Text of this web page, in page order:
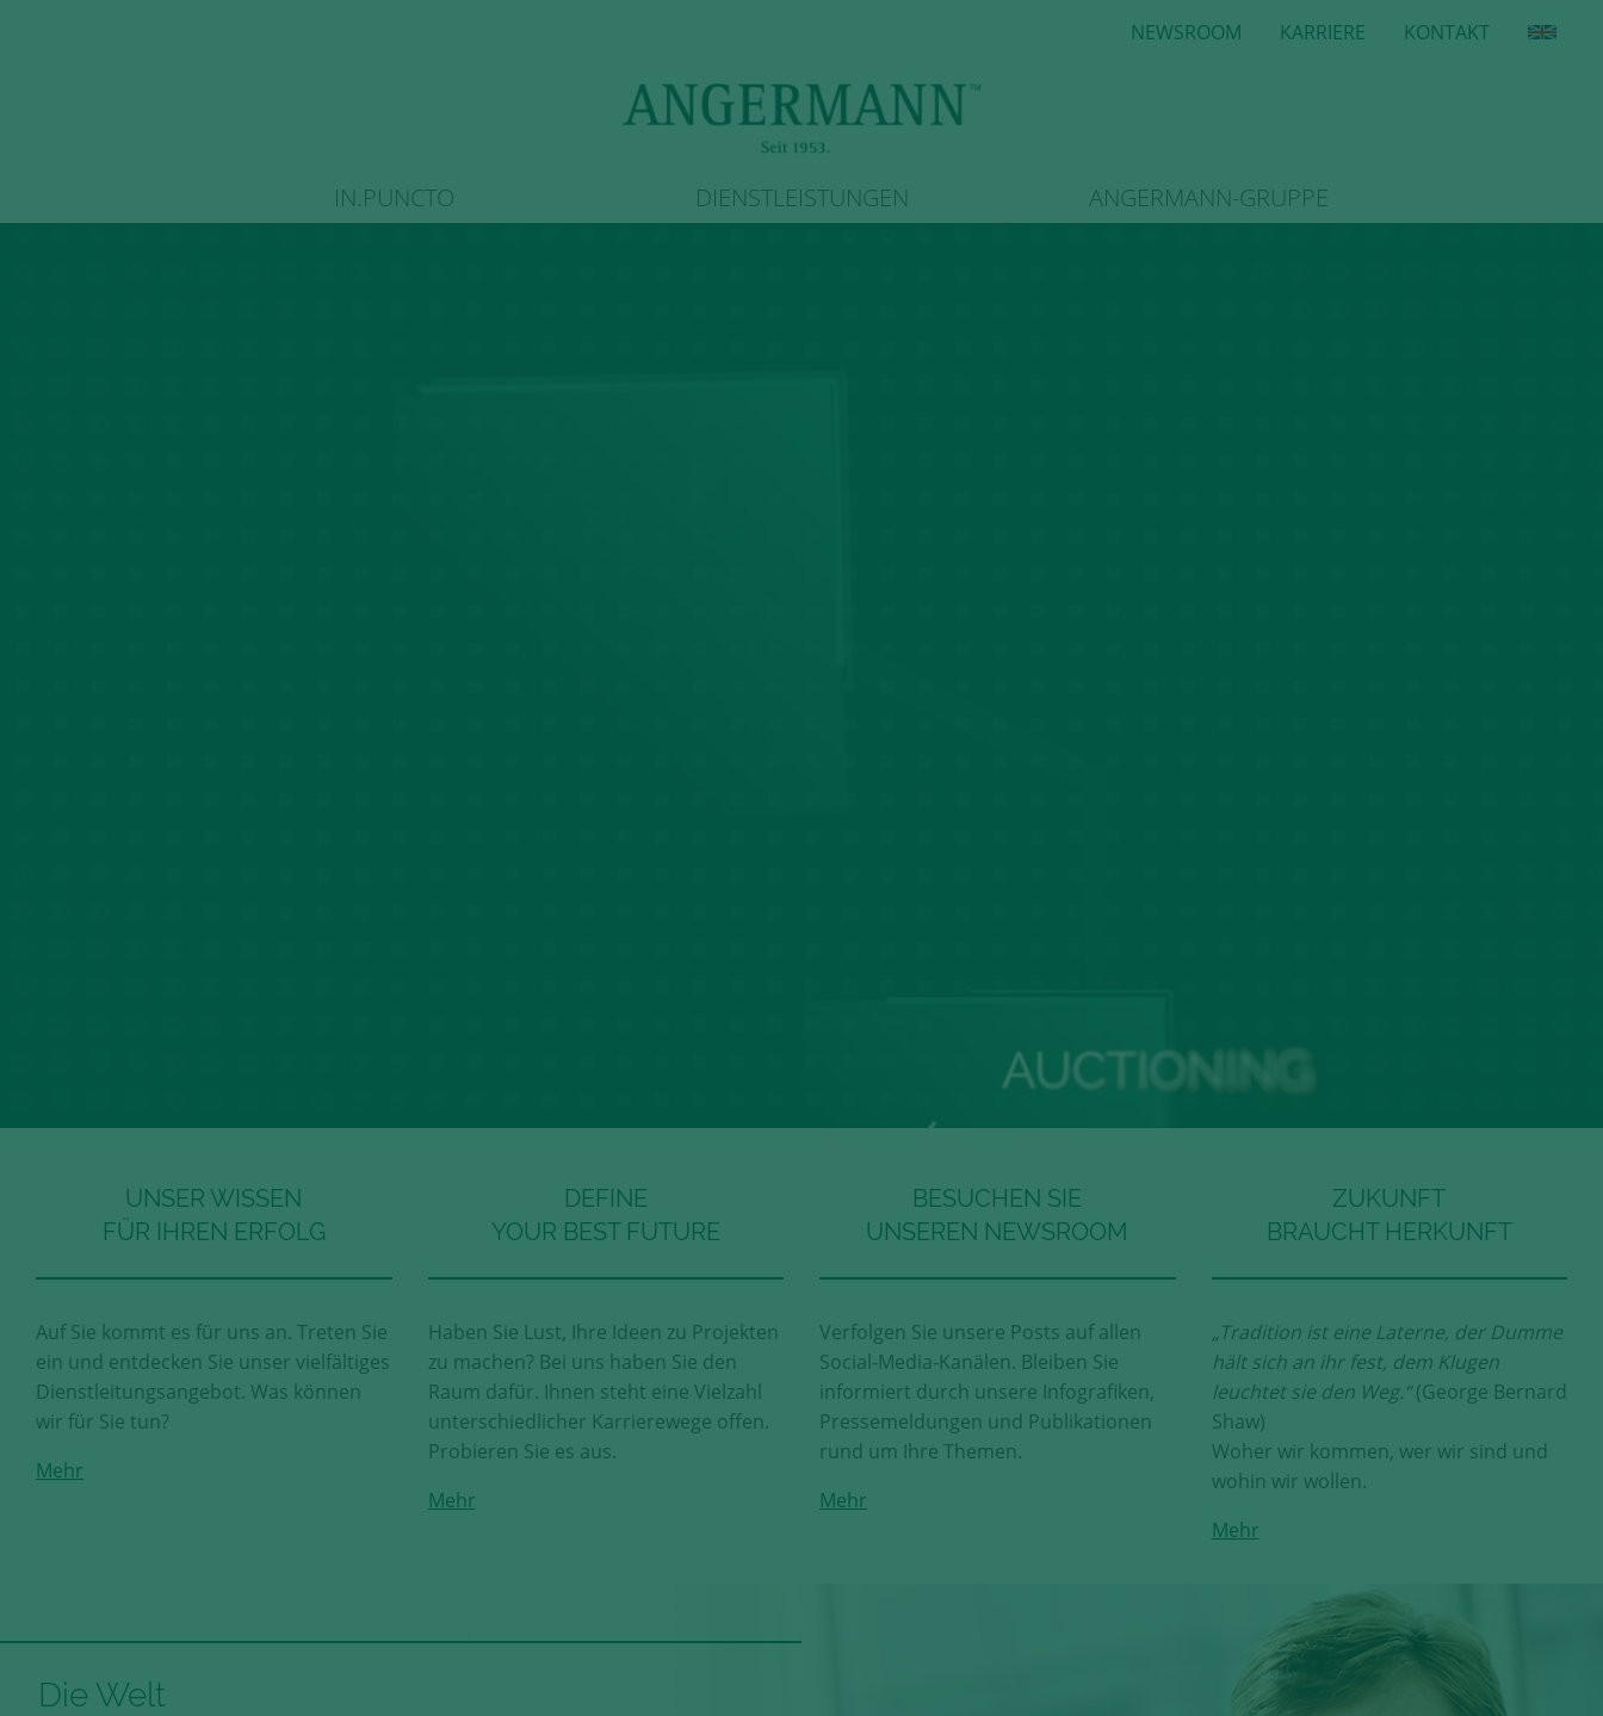
NEWSROOM KARRIERE KONTAKT
IN.PUNCTO DIENSTLEISTUNGEN ANGERMANN-GRUPPE
UNSER WISSEN
FÜR IHREN ERFOLG
Auf Sie kommt es für uns an. Treten Sie
ein und entdecken Sie unser vielfältiges
Dienstleitungsangebot. Was können
wir für Sie tun?
Mehr
DEFINE
YOUR BEST FUTURE
Haben Sie Lust, Ihre Ideen zu Projekten
zu machen? Bei uns haben Sie den
Raum dafür. Ihnen steht eine Vielzahl
unterschiedlicher Karrierewege offen.
Probieren Sie es aus.
Mehr
BESUCHEN SIE
UNSEREN NEWSROOM
Verfolgen Sie unsere Posts auf allen
Social-Media-Kanälen. Bleiben Sie
informiert durch unsere Infografiken,
Pressemeldungen und Publikationen
rund um Ihre Themen.
Mehr
ZUKUNFT
BRAUCHT HERKUNFT
„Tradition ist eine Laterne, der Dumme
hält sich an ihr fest, dem Klugen
leuchtet sie den Weg.“(George Bernard
Shaw)
Woher wir kommen, wer wir sind und
wohin wir wollen.
Mehr
Die Welt